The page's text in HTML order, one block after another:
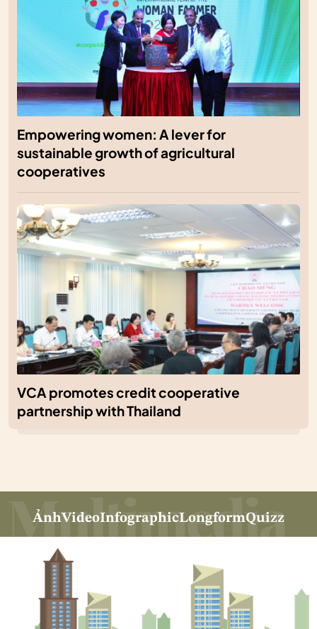
Empowering women: A lever for
sustainable growth of agricultural
cooperatives
VCA promotes credit cooperative
partnership with Thailand
ẢnhVideoInfographicLongformQuizz